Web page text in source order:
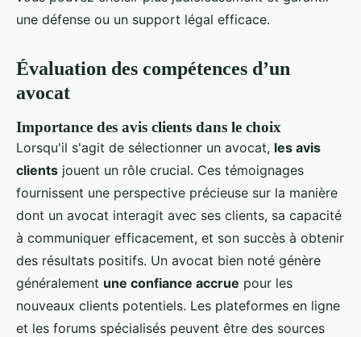
une défense ou un support légal efficace.
Évaluation des compétences d’un
avocat
Importance des avis clients dans le choix
Lorsqu'il s'agit de sélectionner un avocat, les avis
clients jouent un rôle crucial. Ces témoignages
fournissent une perspective précieuse sur la manière
dont un avocat interagit avec ses clients, sa capacité
à communiquer efficacement, et son succès à obtenir
des résultats positifs. Un avocat bien noté génère
généralement une confiance accrue pour les
nouveaux clients potentiels. Les plateformes en ligne
et les forums spécialisés peuvent être des sources